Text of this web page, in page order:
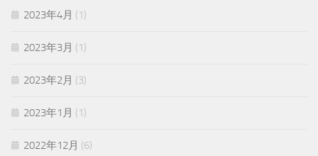
2023年4月 (1)
2023年3月 (1)
2023年2月 (3)
2023年1月 (1)
2022年12月 (6)